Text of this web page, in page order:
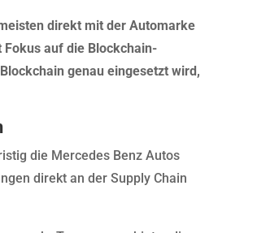
direkt mit der Automarke
auf die Blockchain-
genau eingesetzt wird,
die Mercedes Benz Autos
direkt an der Supply Chain